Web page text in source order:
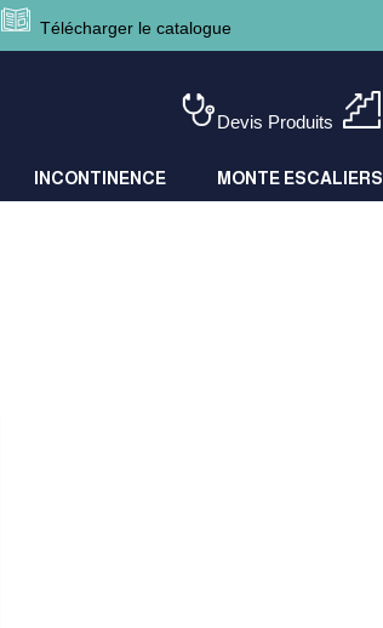
Télécharger le catalogue
Devis Produits
INCONTINENCE MONTE ESCALIERS